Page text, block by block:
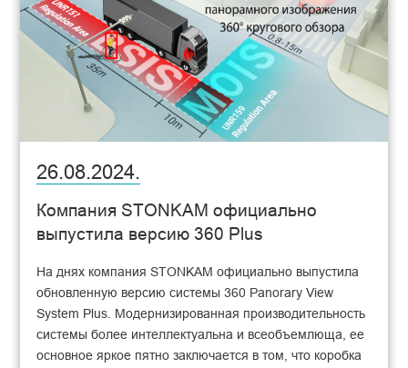
26.08.2024.
Компания STONKAM официально
выпустила версию 360 Plus
На днях компания STONKAM официально выпустила
обновленную версию системы 360 Panorary View
System Plus. Модернизированная производительность
системы более интеллектуальна и всеобъемлюща, ее
основное яркое пятно заключается в том, что коробка